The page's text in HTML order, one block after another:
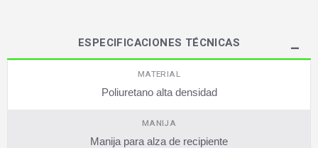
ESPECIFICACIONES TÉCNICAS
MATERIAL
Poliuretano alta densidad
MANIJA
Manija para alza de recipiente